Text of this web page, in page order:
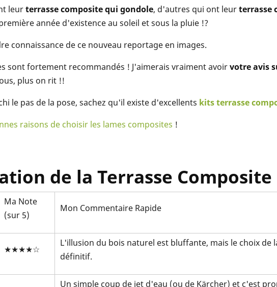
leurterrasse composite qui gondole, d'autres qui ont leurterrasse
année d'existence au soleil et sous la pluie !?
connaissance de ce nouveau reportage en images.
sont fortement recommandés ! J'aimerais vraiment avoirvotre avis
plus on rit !!
le pas de la pose, sachez qu'il existe d'excellents kits terrasse
raisons de choisir les lames composites !
de la Terrasse
Ma Note
(sur 5)
Mon Commentaire Rapide
★★★★☆
L'illusion du bois naturel est bluffante, mais le choix
définitif.
Un simple coup de jet d'eau (ou de Kärcher) et c'est